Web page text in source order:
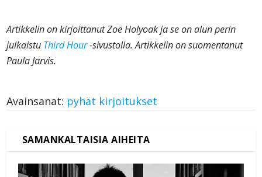
Artikkelin on kirjoittanut Zoë Holyoak ja se on alun perin
julkaistu Third Hour-sivustolla. Artikkelin on suomentanut
Paula Jarvis.
Avainsanat: pyhät kirjoitukset